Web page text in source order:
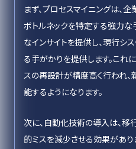
まず、プロセスマイニングは、
ボトルネックを特定する強力な
なインサイトを提供し、現行シ
る手がかりを提供します。これ
スの再設計が精度高く行われ
能するようになります。
次に、自動化技術の導入は、移
的ミスを減少させる効果があり